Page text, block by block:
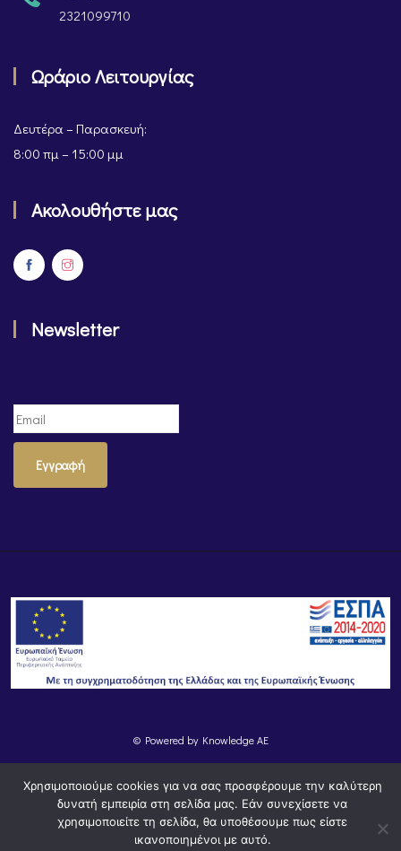
2321099710
Ωράριο Λειτουργίας
Δευτέρα – Παρασκευή:
8:00 πμ – 15:00 μμ
Ακολουθήστε μας
Newsletter
Εγγραφή
© Powered by Knowledge AE
Χρησιμοποιούμε cookies για να σας προσφέρουμε την καλύτερη
δυνατή εμπειρία στη σελίδα μας. Εάν συνεχίσετε να
χρησιμοποιείτε τη σελίδα, θα υποθέσουμε πως είστε
ικανοποιημένοι με αυτό.